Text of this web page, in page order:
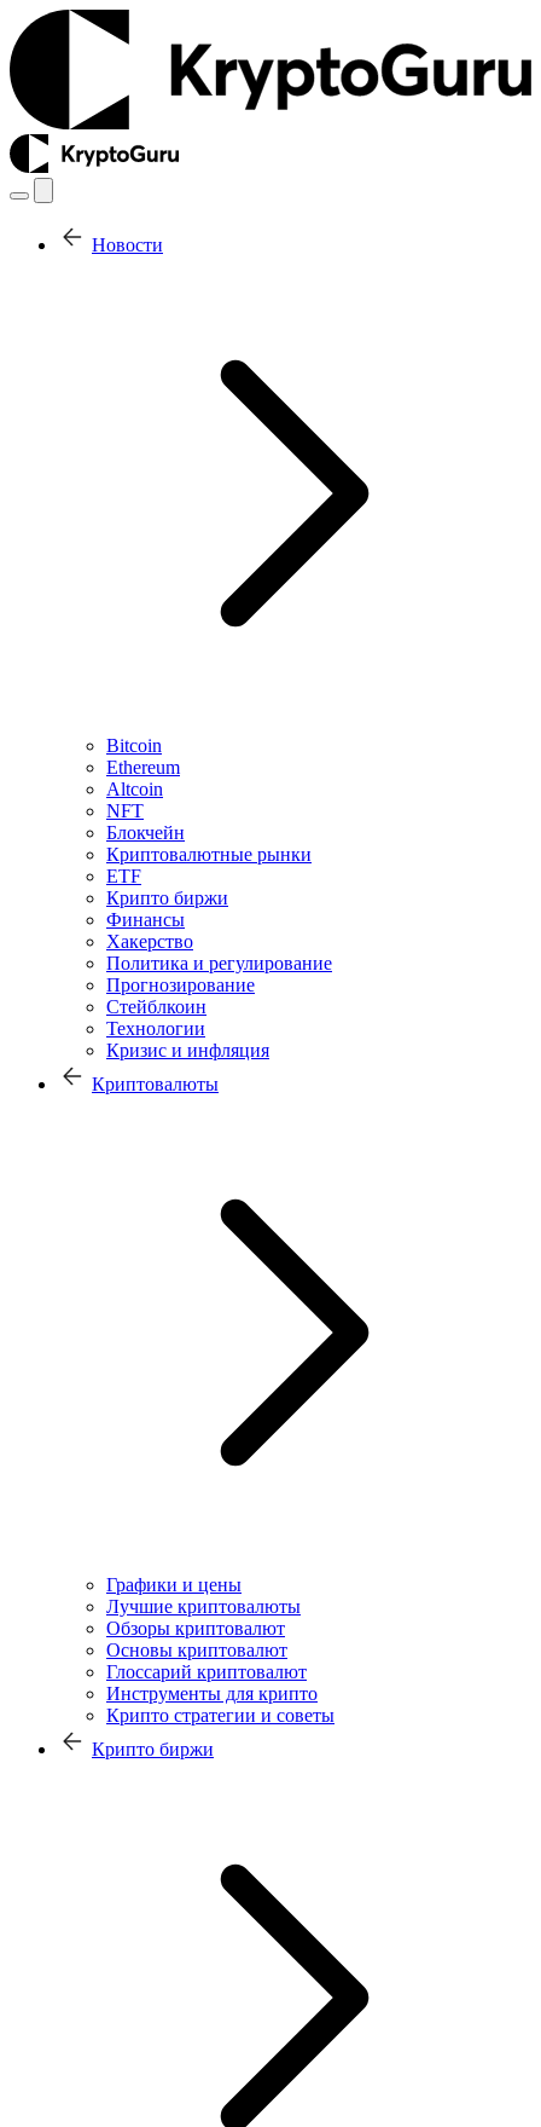
Новости
Bitcoin
Ethereum
Altcoin
NFT
Блокчейн
Криптовалютные рынки
ETF
Крипто биржи
Финансы
Хакерство
Политика и регулирование
Прогнозирование
Стейблкоин
Технологии
Кризис и инфляция
Криптовалюты
Графики и цены
Лучшие криптовалюты
Обзоры криптовалют
Основы криптовалют
Глоссарий криптовалют
Инструменты для крипто
Крипто стратегии и советы
Крипто биржи